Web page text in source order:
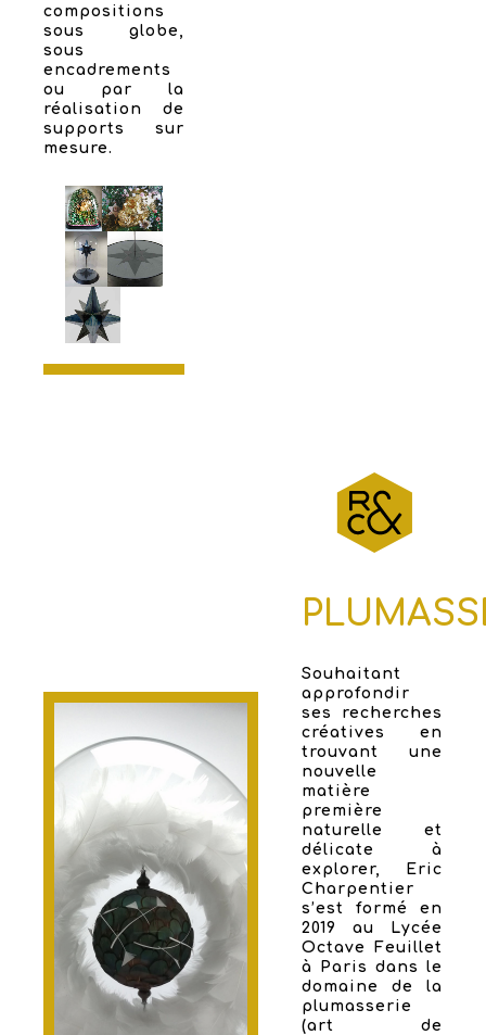
compositions
sous globe,
sous
encadrements
ou par la
réalisation de
supports sur
mesure.
Souhaitant
approfondir
ses recherches
créatives en
trouvant une
nouvelle
matière
première
naturelle et
délicate à
explorer, Eric
Charpentier
s’est formé en
2019 au Lycée
Octave Feuillet
à Paris dans le
domaine de la
plumasserie
(art de